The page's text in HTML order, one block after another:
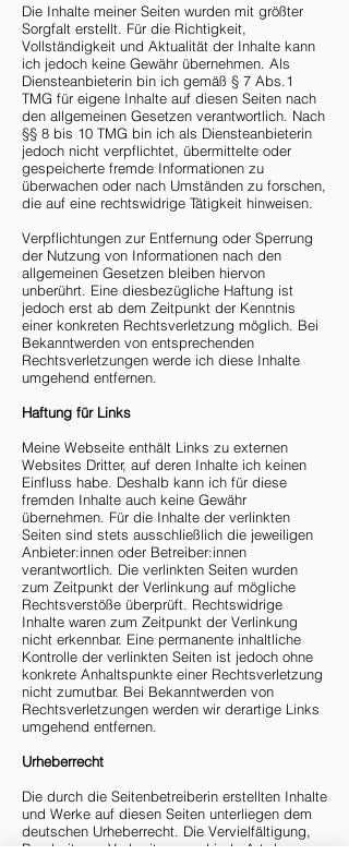
Die Inhalte meiner Seiten wurden mit größter
Sorgfalt erstellt. Für die Richtigkeit,
Vollständigkeit und Aktualität der Inhalte kann
ich jedoch keine Gewähr übernehmen. Als
Diensteanbieterin bin ich gemäß § 7 Abs.1
TMG für eigene Inhalte auf diesen Seiten nach
den allgemeinen Gesetzen verantwortlich. Nach
§§ 8 bis 10 TMG bin ich als Diensteanbieterin
jedoch nicht verpflichtet, übermittelte oder
gespeicherte fremde Informationen zu
überwachen oder nach Umständen zu forschen,
die auf eine rechtswidrige Tätigkeit hinweisen.
Verpflichtungen zur Entfernung oder Sperrung
der Nutzung von Informationen nach den
allgemeinen Gesetzen bleiben hiervon
unberührt. Eine diesbezügliche Haftung ist
jedoch erst ab dem Zeitpunkt der Kenntnis
einer konkreten Rechtsverletzung möglich. Bei
Bekanntwerden von entsprechenden
Rechtsverletzungen werde ich diese Inhalte
umgehend entfernen.
Haftung für Links
Meine Webseite enthält Links zu externen
Websites Dritter, auf deren Inhalte ich keinen
Einfluss habe. Deshalb kann ich für diese
fremden Inhalte auch keine Gewähr
übernehmen. Für die Inhalte der verlinkten
Seiten sind stets ausschließlich die jeweiligen
Anbieter:innen oder Betreiber:innen
verantwortlich. Die verlinkten Seiten wurden
zum Zeitpunkt der Verlinkung auf mögliche
Rechtsverstöße überprüft. Rechtswidrige
Inhalte waren zum Zeitpunkt der Verlinkung
nicht erkennbar. Eine permanente inhaltliche
Kontrolle der verlinkten Seiten ist jedoch ohne
konkrete Anhaltspunkte einer Rechtsverletzung
nicht zumutbar. Bei Bekanntwerden von
Rechtsverletzungen werden wir derartige Links
umgehend entfernen.
Urheberrecht
Die durch die Seitenbetreiberin erstellten Inhalte
und Werke auf diesen Seiten unterliegen dem
deutschen Urheberrecht. Die Vervielfältigung,
Bearbeitung, Verbreitung und jede Art der